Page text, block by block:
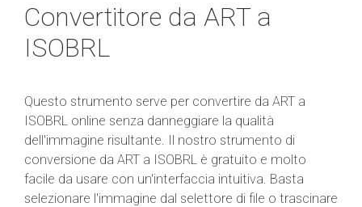
Convertitore da ART a
ISOBRL
Questo strumento serve per convertire da ART a
ISOBRL online senza danneggiare la qualità
dell'immagine risultante. Il nostro strumento di
conversione da ART a ISOBRL è gratuito e molto
facile da usare con un'interfaccia intuitiva. Basta
selezionare l'immagine dal selettore di file o trascinare